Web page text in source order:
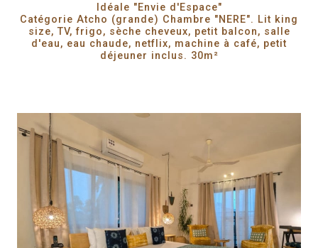
Idéale "Envie d'Espace"
Catégorie Atcho (grande) Chambre "NERE". Lit king
size, TV, frigo, sèche cheveux, petit balcon, salle
d'eau, eau chaude, netflix, machine à café, petit
déjeuner inclus. 30m²